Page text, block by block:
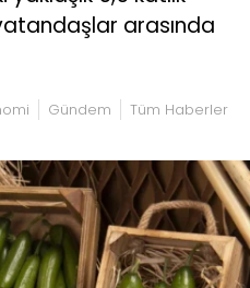
arasında
Gündem Tüm Haberler